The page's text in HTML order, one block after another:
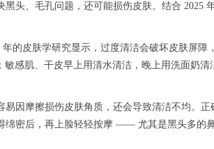
头、毛孔问题，还可能损伤皮肤。结合 2025
的皮肤学研究显示，过度清洁会破坏皮肤屏
感肌、干皮早上用清水清洁，晚上用洗面奶清
因摩擦损伤皮肤角质，还会导致清洁不均。
绵密后，再上脸轻轻按摩 —— 尤其是黑头多的